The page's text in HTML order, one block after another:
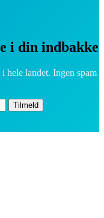
i din indbakke
hele landet. Ingen spam
Tilmeld